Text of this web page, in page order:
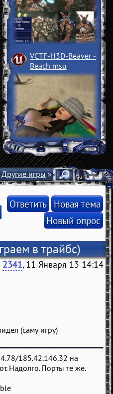
VCTF-H3D-Beaver ­
Beach msu
Другие игры» Tribes Ascend
Ответить Новая тема
Новый опрос
в трайбс)
2341, 11 Января 13 14:14
(саму игру)
185.42.146.32 на
Надолго. Порты те же.